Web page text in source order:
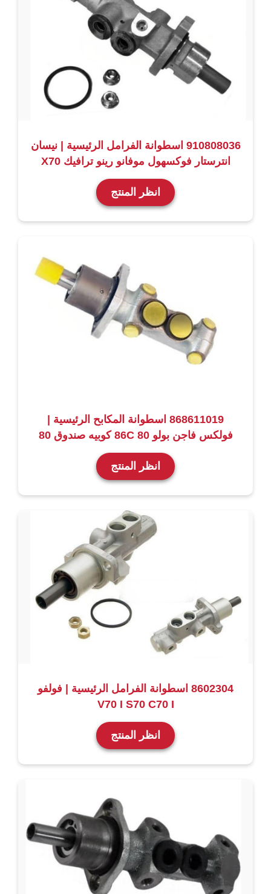
910808036 اسطوانة الفرامل الرئيسية | نيسان
انترستار فوكسهول موفانو رينو ترافيك X70
انظر المنتج
868611019 اسطوانة المكابح الرئيسية |
فولكس فاجن بولو 86C 80 كوبيه صندوق 80
انظر المنتج
8602304 اسطوانة الفرامل الرئيسية | فولفو
V70 I S70 C70 I
انظر المنتج